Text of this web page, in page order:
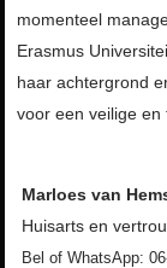
momenteel
Erasmus
haar achtergrond
voor een veilige en
Marloes van
Huisarts en
Bel of WhatsApp: